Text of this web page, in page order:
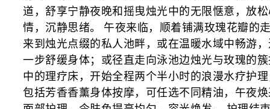
道，舒享宁静夜晚和摇曳烛光中的无限惬意，放
情，沉静思绪。 午夜来临，顺着铺满玫瑰花瓣的
来到烛光点缀的私人池畔，或在温暖水域中畅游
一步舒缓身体；或径直走向泳池边烛光与玫瑰的
中的理疗床，开始全程两个半小时的浪漫水疗护
包括芳香香薰身体按摩，可任选不同精油，午夜